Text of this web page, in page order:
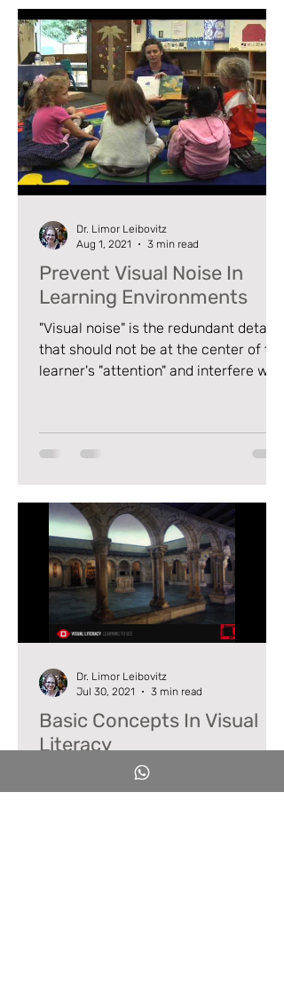
Prevent Visual Noise In
Learning Environments
"Visual noise" is the redundant details
that should not be at the center of the
learner's "attention" and interfere with
Dr. Limor Leibovitz
Aug 1, 2021
3 min read
Basic Concepts In Visual
Literacy
A lecture accompanied by photos
from the Toledo Museum presents
Dr. Limor Leibovitz
Jul 30, 2021
3 min read